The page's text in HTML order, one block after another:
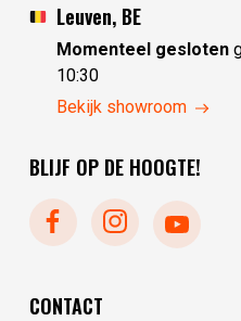
zaterdag
zondag
maandag
dinsdag
Leuven, BE
Momenteel gesloten
10:30
donderdag
zaterdag
maandag
dinsdag
Bekijk showroom
BLIJF OP DE HOOGTE!
CONTACT